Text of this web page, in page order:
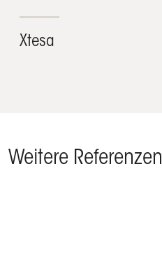
Xtesa
Weitere Referenzen